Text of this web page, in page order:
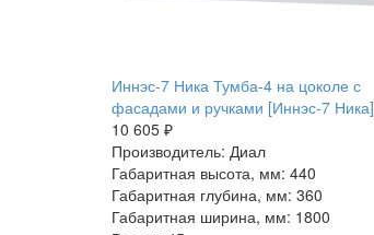
Иннэс-7 Ника Тумба-4 на цоколе с
фасадами и ручками [Иннэс-7 Ника]
10 605 ₽
Производитель: Диал
Габаритная высота, мм: 440
Габаритная глубина, мм: 360
Габаритная ширина, мм: 1800